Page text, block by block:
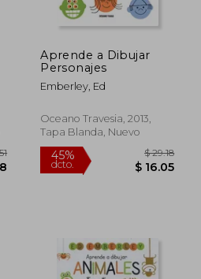
Aprende a Dibujar
Personajes
Emberley, Ed
Oceano Travesia, 2013,
Tapa Blanda, Nuevo